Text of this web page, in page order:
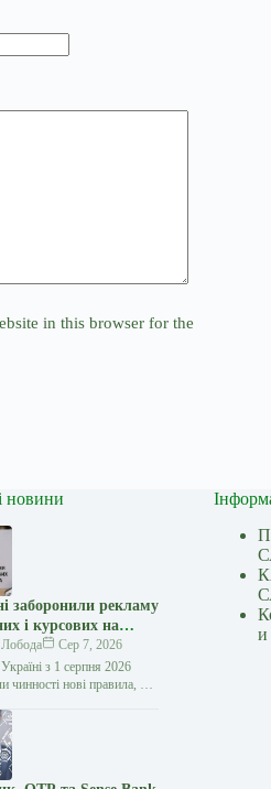
in this browser for the
новини
заборонили рекламу
і курсових на
кого стосуються
— Мінфін
Сер 7, 2026
з 1 серпня 2026
чинності нові правила, які
академічних робіт замість
и